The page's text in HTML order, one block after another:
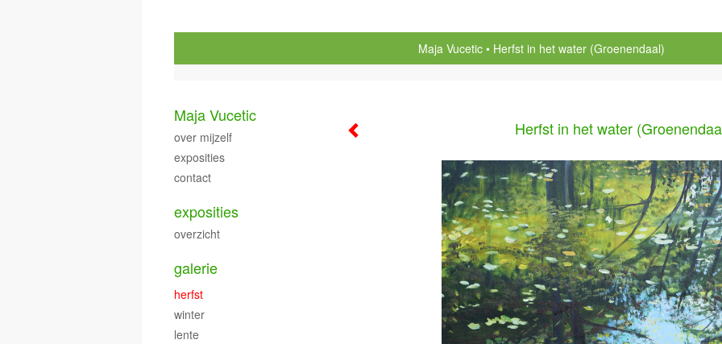
Maja Vucetic Herfst in het water (Groenendaal)
Herfst in het water
Maja Vucetic
over mijzelf
exposities
contact
exposities
overzicht
galerie
herfst
winter
lente